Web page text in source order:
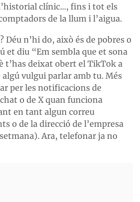
clínic..., fins i tot els
de la llum i l’aigua.
Déu n’hi do, això és de pobres o
et diu “Em sembla que et sona
t’has deixat obert el TikTok a
vulgui parlar amb tu. Més
per les notificacions de
o de X quan funciona
en tant algun correu
o de la direcció de l’empresa
Ara, telefonar ja no